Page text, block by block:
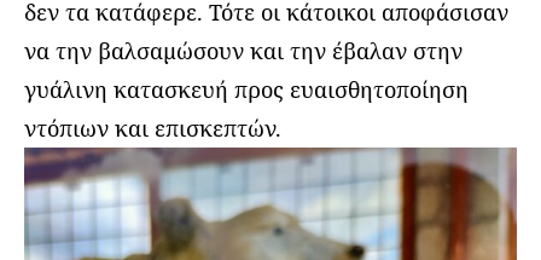
δεν τα κατάφερε. Τότε οι κάτοικοι αποφάσισαν
να την βαλσαμώσουν και την έβαλαν στην
γυάλινη κατασκευή προς ευαισθητοποίηση
ντόπιων και επισκεπτών.